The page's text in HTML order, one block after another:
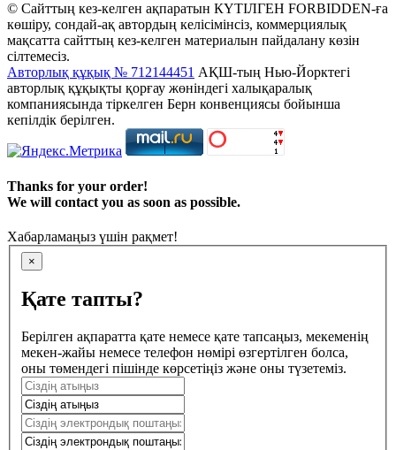
© Сайттың кез-келген ақпаратын КҮТІЛГЕН FORBIDDEN-ға
көшіру, сондай-ақ автордың келісімінсіз, коммерциялық
мақсатта сайттың кез-келген материалын пайдалану көзін
сілтемесіз.
Авторлық құқық № 712144451 АҚШ-тың Нью-Йорктегі
авторлық құқықты қорғау жөніндегі халықаралық
компаниясында тіркелген Берн конвенциясы бойынша
кепілдік берілген.
Thanks for your order!
We will contact you as soon as possible.
Хабарламаңыз үшін рақмет!
×
Қате тапты?
Берілген ақпаратта қате немесе қате тапсаңыз, мекеменің
мекен-жайы немесе телефон нөмірі өзгертілген болса,
оны төмендегі пішінде көрсетіңіз және оны түзетеміз.